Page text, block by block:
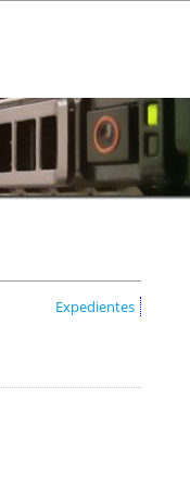
Expedientes